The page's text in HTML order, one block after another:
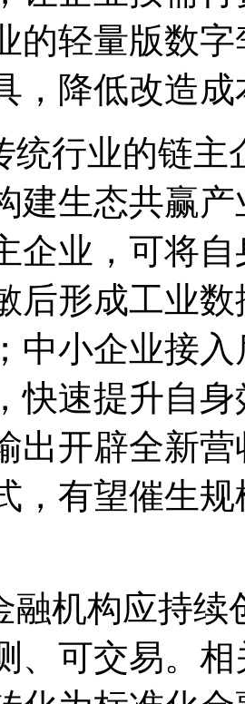
的轻量版数
，降低改造成
统行业的链主
建生态共赢
企业，可将
后形成工业
中小企业接
快速提升自
出开辟全新
，有望催生
融机构应持续
、可交易。